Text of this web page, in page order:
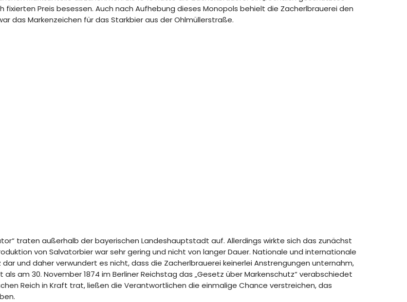
Preis besessen. Auch nach Aufhebung dieses Monopols behielt die Zacherlbrauerei den
das Markenzeichen für das Starkbier aus der Ohlmüllerstraße.
traten außerhalb der bayerischen Landeshauptstadt auf. Allerdings wirkte sich das zunächst
von Salvatorbier war sehr gering und nicht von langer Dauer. Nationale und internationale
und daher verwundert es nicht, dass die Zacherlbrauerei keinerlei Anstrengungen unternahm,
am 30. November 1874 im Berliner Reichstag das „Gesetz über Markenschutz“ verabschiedet
Reich in Kraft trat, ließen die Verantwortlichen die einmalige Chance verstreichen, das